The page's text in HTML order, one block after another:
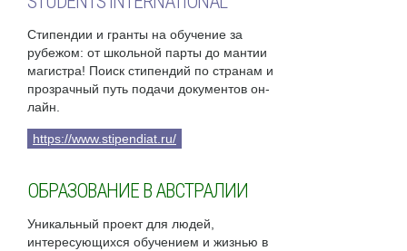
Стипендии и гранты на обучение за
рубежом: от школьной парты до мантии
магистра! Поиск стипендий по странам и
прозрачный путь подачи документов он-
лайн.
https://www.stipendiat.ru/
ОБРАЗОВАНИЕ В АВСТРАЛИИ
Уникальный проект для людей,
интересующихся обучением и жизнью в